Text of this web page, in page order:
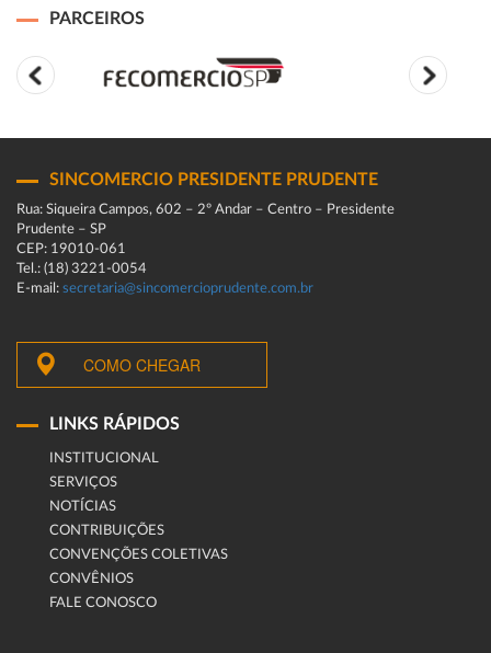
PARCEIROS
SINCOMERCIO PRESIDENTE PRUDENTE
Rua: Siqueira Campos, 602 – 2º Andar – Centro – Presidente
Prudente – SP
CEP: 19010-061
Tel.: (18) 3221-0054
E-mail: secretaria@sincomercioprudente.com.br
COMO CHEGAR
LINKS RÁPIDOS
INSTITUCIONAL
SERVIÇOS
NOTÍCIAS
CONTRIBUIÇÕES
CONVENÇÕES COLETIVAS
CONVÊNIOS
FALE CONOSCO